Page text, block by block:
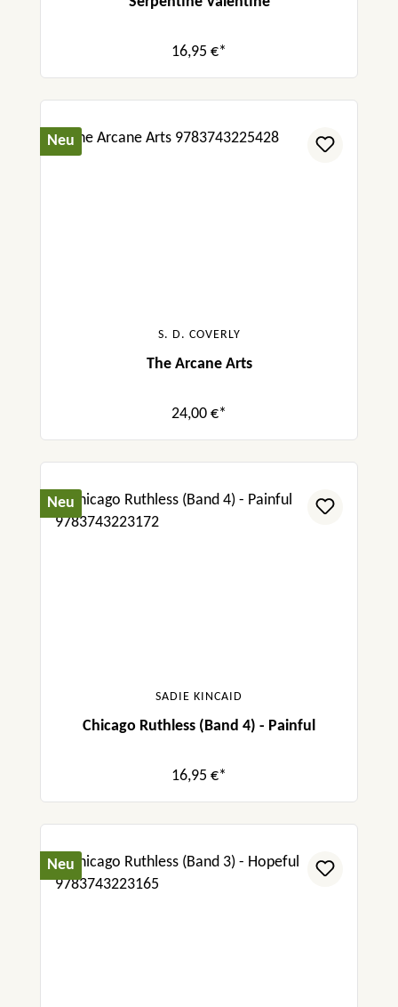
16,95 €*
Neu
S. D. COVERLY
The Arcane Arts
24,00 €*
Neu
SADIE KINCAID
Chicago Ruthless (Band 4) - Painful
16,95 €*
Neu